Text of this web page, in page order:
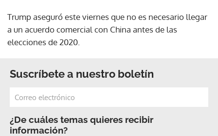
Trump aseguró este viernes que no es necesario llegar
a un acuerdo comercial con China antes de las
elecciones de 2020.
Suscríbete a nuestro boletín
¿De cuáles temas quieres recibir
información?